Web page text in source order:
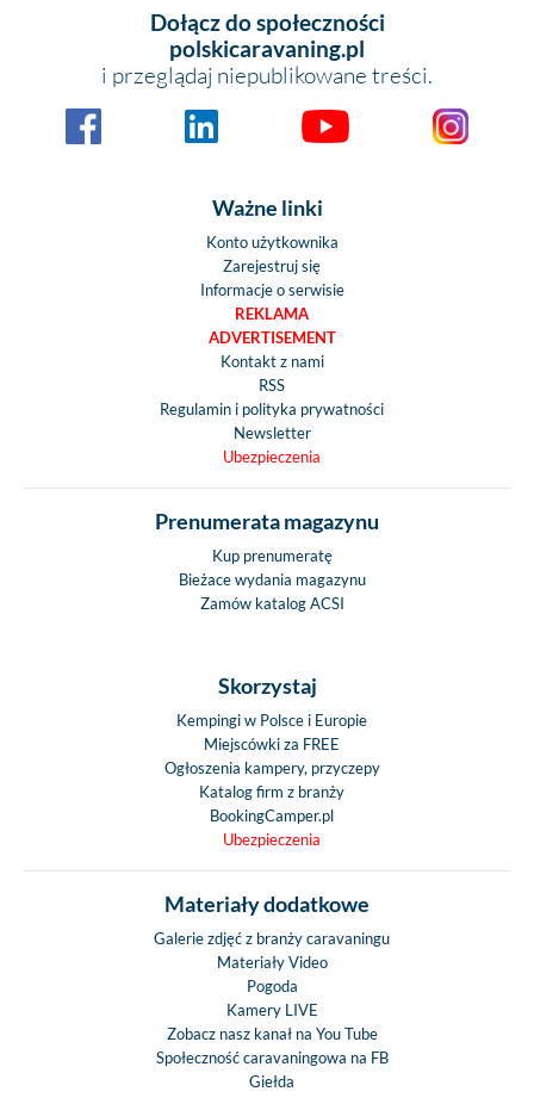
Dołącz do społeczności
polskicaravaning.pl
i przeglądaj niepublikowane treści.
Ważne linki
Konto użytkownika
Zarejestruj się
Informacje o serwisie
REKLAMA
ADVERTISEMENT
Kontakt z nami
RSS
Regulamin i polityka prywatności
Newsletter
Ubezpieczenia
Prenumerata magazynu
Kup prenumeratę
Bieżace wydania magazynu
Zamów katalog ACSI
Skorzystaj
Kempingi w Polsce i Europie
Miejscówki za FREE
Ogłoszenia kampery, przyczepy
Katalog firm z branży
BookingCamper.pl
Ubezpieczenia
Materiały dodatkowe
Galerie zdjęć z branży caravaningu
Materiały Video
Pogoda
Kamery LIVE
Zobacz nasz kanał na You Tube
Społeczność caravaningowa na FB
Giełda